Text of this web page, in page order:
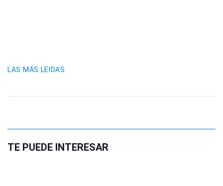
LAS MÁS LEIDAS
TE PUEDE INTERESAR